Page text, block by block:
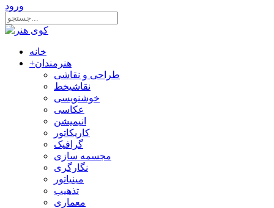
ورود
خانه
+هنرمندان
طراحی و نقاشی
نقاشیخط
خوشنویسی
عکاسی
انیمیشن
کاریکاتور
گرافیک
مجسمه سازی
نگارگری
مینیاتور
تذهیب
معماری